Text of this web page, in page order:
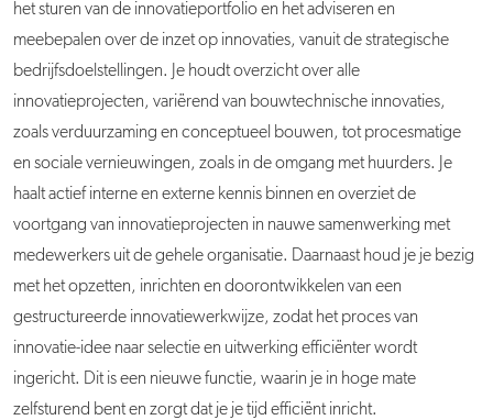
het sturen van de innovatieportfolio en het adviseren en
meebepalen over de inzet op innovaties, vanuit de strategische
bedrijfsdoelstellingen. Je houdt overzicht over alle
innovatieprojecten, variërend van bouwtechnische innovaties,
zoals verduurzaming en conceptueel bouwen, tot procesmatige
en sociale vernieuwingen, zoals in de omgang met huurders. Je
haalt actief interne en externe kennis binnen en overziet de
voortgang van innovatieprojecten in nauwe samenwerking met
medewerkers uit de gehele organisatie. Daarnaast houd je je bezig
met het opzetten, inrichten en doorontwikkelen van een
gestructureerde innovatiewerkwijze, zodat het proces van
innovatie-idee naar selectie en uitwerking efficiënter wordt
ingericht. Dit is een nieuwe functie, waarin je in hoge mate
zelfsturend bent en zorgt dat je je tijd efficiënt inricht.